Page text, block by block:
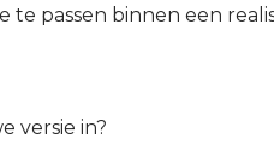
passen binnen een
versie in?